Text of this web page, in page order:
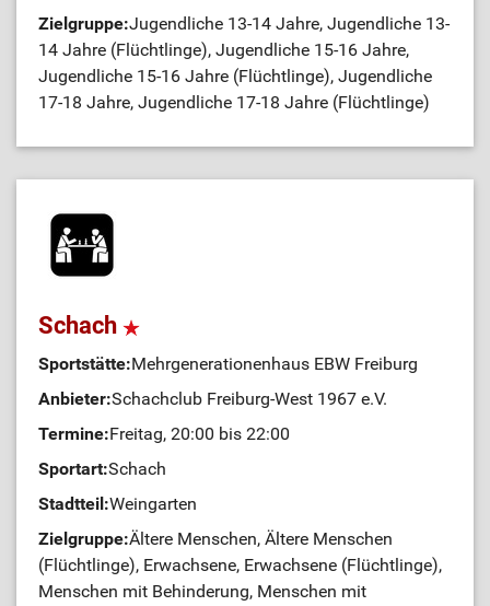
Zielgruppe:Jugendliche 13-14 Jahre, Jugendliche 13-
14 Jahre (Flüchtlinge), Jugendliche 15-16 Jahre,
Jugendliche 15-16 Jahre (Flüchtlinge), Jugendliche
17-18 Jahre, Jugendliche 17-18 Jahre (Flüchtlinge)
Schach
Sportstätte:Mehrgenerationenhaus EBW Freiburg
Anbieter:Schachclub Freiburg-West 1967 e.V.
Termine:Freitag, 20:00 bis 22:00
Sportart:Schach
Stadtteil:Weingarten
Zielgruppe:Ältere Menschen, Ältere Menschen
(Flüchtlinge), Erwachsene, Erwachsene (Flüchtlinge),
Menschen mit Behinderung, Menschen mit